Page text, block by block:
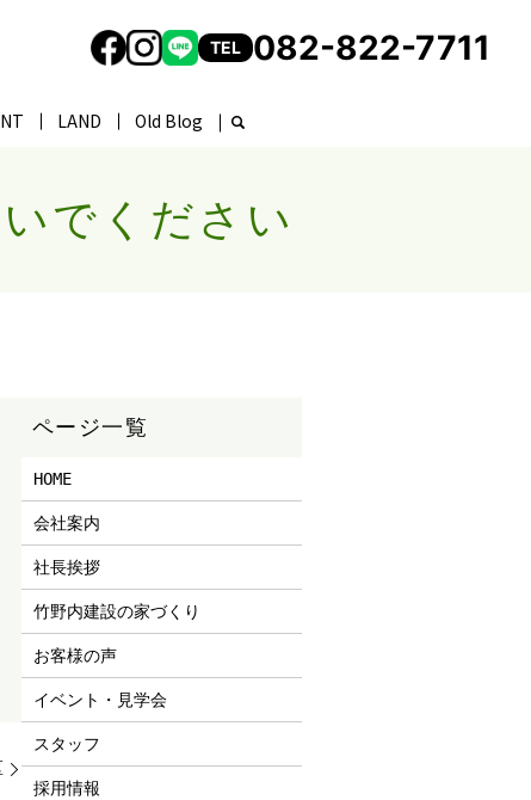
LAND Old Blog
TEL 082-822-7711
でください
HOME
会社案内
社長挨拶
竹野内建設の家づくり
お客様の声
イベント・見学会
スタッフ
採用情報